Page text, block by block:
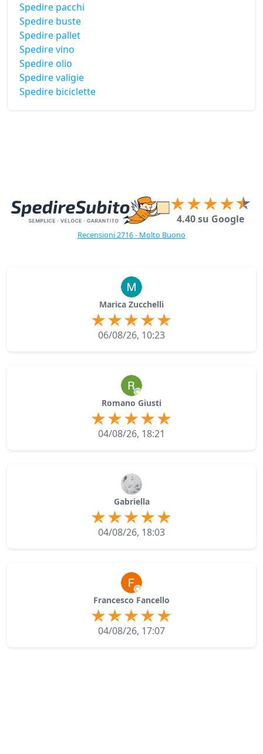
Spedire pacchi
Spedire buste
Spedire pallet
Spedire vino
Spedire olio
Spedire valigie
Spedire biciclette
4.40 su Google
Recensioni 2716 - Molto Buono
Marica Zucchelli
06/08/26, 10:23
Romano Giusti
04/08/26, 18:21
Gabriella
04/08/26, 18:03
Francesco Fancello
04/08/26, 17:07